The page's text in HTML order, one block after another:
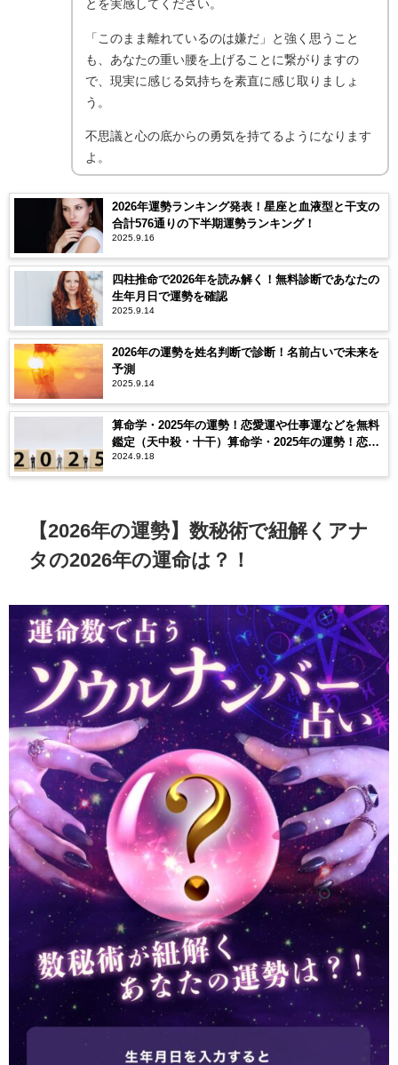
とを実感してください。
「このまま離れているのは嫌だ」と強く思うこと
も、あなたの重い腰を上げることに繋がりますの
で、現実に感じる気持ちを素直に感じ取りましょ
う。
不思議と心の底からの勇気を持てるようになります
よ。
2026年運勢ランキング発表！星座と血液型と干支の
合計576通りの下半期運勢ランキング！
2025.9.16
四柱推命で2026年を読み解く！無料診断であなたの
生年月日で運勢を確認
2025.9.14
2026年の運勢を姓名判断で診断！名前占いで未来を
予測
2025.9.14
算命学・2025年の運勢！恋愛運や仕事運などを無料
鑑定（天中殺・十干）算命学・2025年の運勢！恋愛
運や仕事運などを無料鑑定（天中殺・十干）
2024.9.18
【2026年の運勢】数秘術で紐解くアナ
タの2026年の運命は？！